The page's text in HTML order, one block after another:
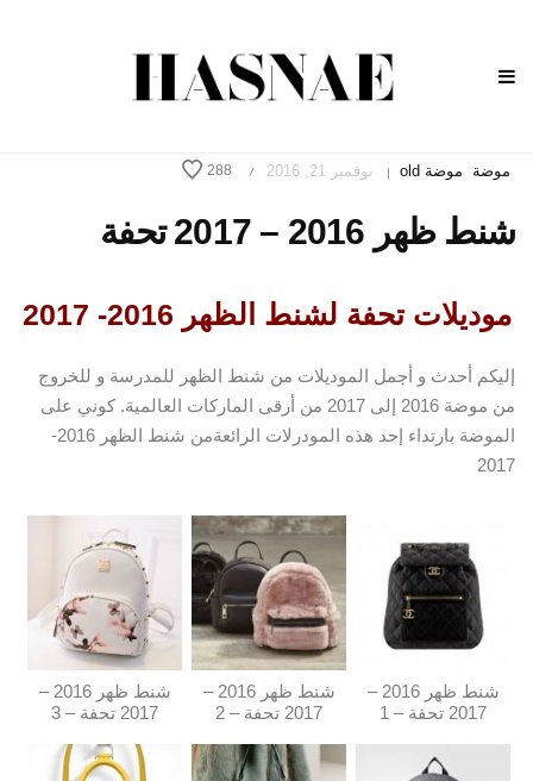
موضة موضة old | نوفمبر 21, 2016 /
288
شنط ظهر 2016 – 2017 تحفة
موديلات تحفة لشنط الظهر 2016- 2017
إليكم أحدث و أجمل الموديلات من شنط الظهر للمدرسة و للخروج
من موضة 2016 إلى 2017 من أرقى الماركات العالمية. كوني على
الموضة بارتداء إحد هذه المودرلات الرائعةمن شنط الظهر 2016-
2017
شنط ظهر 2016 –
2017 تحفة – 1
شنط ظهر 2016 –
2017 تحفة – 2
شنط ظهر 2016 –
2017 تحفة – 3